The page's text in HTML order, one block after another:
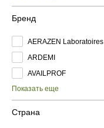
Бренд
AERAZEN Laboratoires
ARDEMI
AVAILPROF
Показать еще
Страна